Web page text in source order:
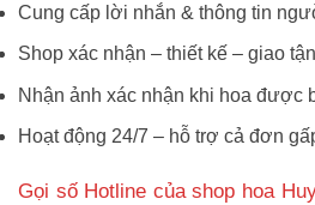
Cung cấp lời nhắn & thông tin
Shop xác nhận – thiết kế – giao
Nhận ảnh xác nhận khi hoa được
Hoạt động 24/7 – hỗ trợ cả đơn
Gọi số Hotline của shop hoa